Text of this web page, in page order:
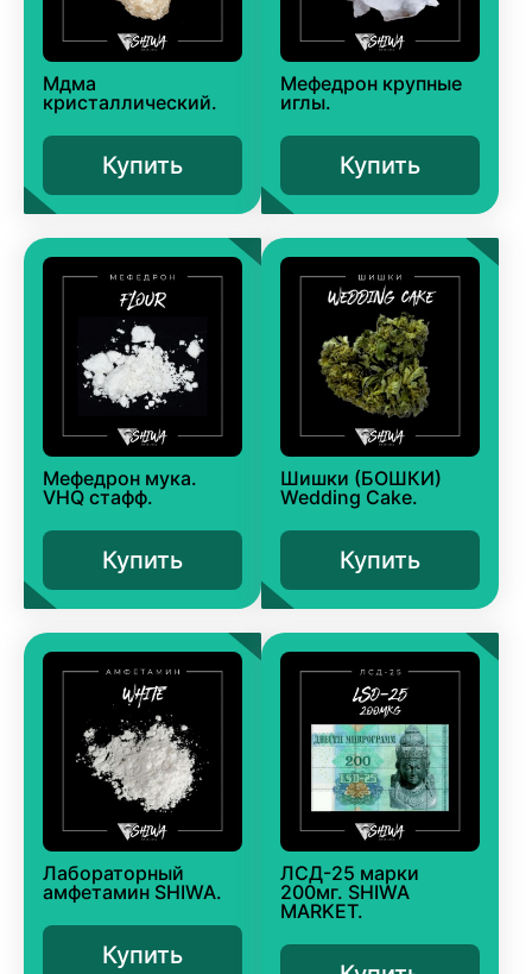
Мдма
кристаллический.
Купить
Мефедрон крупные
иглы.
Купить
Мефедрон мука.
VHQ стафф.
Купить
Шишки (БОШКИ)
Wedding Cake.
Купить
Лабораторный
амфетамин SHIWA.
Купить
ЛСД-25 марки
200мг. SHIWA
MARKET.